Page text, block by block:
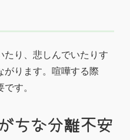
たり、悲しんでいたりす
がります。喧嘩する際
す。
ちな分離不安